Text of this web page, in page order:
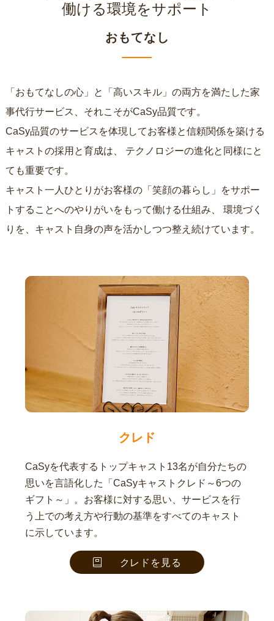
働ける環境をサポート
おもてなし
「おもてなしの心」と「高いスキル」の両方を満たした家
事代行サービス、それこそがCaSy品質です。
CaSy品質のサービスを体現してお客様と信頼関係を築ける
キャストの採用と育成は、
ても重要です。
キャスト一人ひとりがお客様の「笑顔の暮らし」をサポー
トすることへのやりがいをもって働ける仕組み、
りを、キャスト自身の声を活かしつつ整え続けています。
クレド
CaSyを代表するトップキャスト13名が自分たちの
思いを言語化した「CaSyキャストクレド～6つの
ギフト～」。お客様に対する思い、サービスを行
う上での考え方や行動の基準をすべてのキャスト
に示しています。
クレドを見る